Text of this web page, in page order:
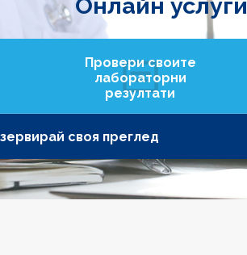
Онлайн услуги
Провери своите
лабораторни
резултати
своя преглед